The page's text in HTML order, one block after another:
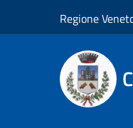
Regione